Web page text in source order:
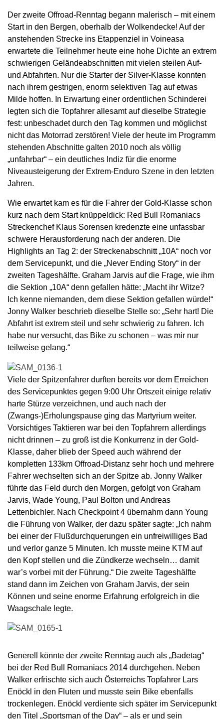
Der zweite Offroad-Renntag begann malerisch – mit einem
Start in den Bergen, oberhalb der Wolkendecke! Auf der
anstehenden Strecke ins Etappenziel in Voineasa
erwartete die Teilnehmer heute eine hohe Dichte an extrem
schwierigen Geländeabschnitten mit vielen steilen Auf-
und Abfahrten. Nur die Starter der Silver-Klasse konnten
nach ihrem gestrigen, enorm selektiven Tag auf etwas
Milde hoffen. In Erwartung einer ordentlichen Schinderei
legten sich die Topfahrer allesamt auf dieselbe Strategie
fest: unbeschadet durch den Tag kommen und möglichst
nicht das Motorrad zerstören! Viele der heute im Programm
stehenden Abschnitte galten 2010 noch als völlig
„unfahrbar“ – ein deutliches Indiz für die enorme
Niveausteigerung der Extrem-Enduro Szene in den letzten
Jahren.
Wie erwartet kam es für die Fahrer der Gold-Klasse schon
kurz nach dem Start knüppeldick: Red Bull Romaniacs
Streckenchef Klaus Sorensen kredenzte eine unfassbar
schwere Herausforderung nach der anderen. Die
Highlights an Tag 2: der Streckenabschnitt „10A“ noch vor
dem Servicepunkt, und die „Never Ending Story“ in der
zweiten Tageshälfte. Graham Jarvis auf die Frage, wie ihm
die Sektion „10A“ denn gefallen hätte: „Macht ihr Witze?
Ich kenne niemanden, dem diese Sektion gefallen würde!“
Jonny Walker beschrieb dieselbe Stelle so: „Sehr hart! Die
Abfahrt ist extrem steil und sehr schwierig zu fahren. Ich
habe nur versucht, das Bike zu schonen – was mir nur
teilweise gelang.“
Viele der Spitzenfahrer durften bereits vor dem Erreichen
des Servicepunktes gegen 9:00 Uhr Ortszeit einige relativ
harte Stürze verzeichnen, und auch nach der
(Zwangs-)Erholungspause ging das Martyrium weiter.
Vorsichtiges Taktieren war bei den Topfahrern allerdings
nicht drinnen – zu groß ist die Konkurrenz in der Gold-
Klasse, daher blieb der Speed auch während der
kompletten 133km Offroad-Distanz sehr hoch und mehrere
Fahrer wechselten sich an der Spitze ab. Jonny Walker
führte das Feld durch den Morgen, gefolgt von Graham
Jarvis, Wade Young, Paul Bolton und Andreas
Lettenbichler. Nach Checkpoint 4 übernahm dann Young
die Führung von Walker, der dazu später sagte: „Ich nahm
bei einer der Flußdurchquerungen ein unfreiwilliges Bad
und verlor ganze 5 Minuten. Ich musste meine KTM auf
den Kopf stellen und die Zündkerze wechseln… damit
war’s vorbei mit der Führung.“ Die zweite Tageshälfte
stand dann im Zeichen von Graham Jarvis, der sein
Können und seine enorme Erfahrung erfolgreich in die
Waagschale legte.
Generell könnte der zweite Renntag auch als „Badetag“
bei der Red Bull Romaniacs 2014 durchgehen. Neben
Walker erfrischte sich auch Österreichs Topfahrer Lars
Enöckl in den Fluten und musste sein Bike ebenfalls
trockenlegen. Enöckl verdiente sich später im Servicepunkt
den Titel „Sportsman of the Day“ – als er und sein